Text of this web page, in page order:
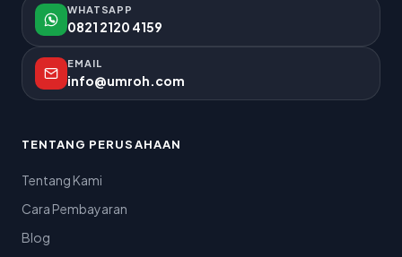
WHATSAPP
0821 2120 4159
EMAIL
info@umroh.com
TENTANG PERUSAHAAN
Tentang Kami
Cara Pembayaran
Blog